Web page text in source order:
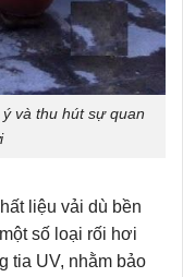
và thu hút sự quan
liệu vải dù bền
số loại rối hơi
tia UV, nhằm bảo